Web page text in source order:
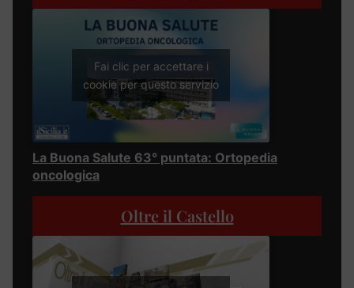
Fai clic per accettare i
cookie per questo servizio
La Buona Salute 63° puntata: Ortopedia
oncologica
Oltre il Castello